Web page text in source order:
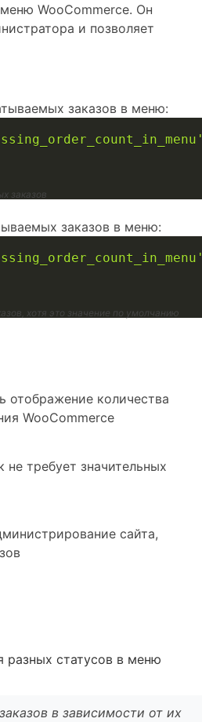
WooCommerce. Он
и позволяет
заказов в меню:
заказов
заказов в меню:
хотя это значение по умолчанию
отображение количества
WooCommerce
не требует значительных
сайта,
разных статусов в меню
в зависимости от их